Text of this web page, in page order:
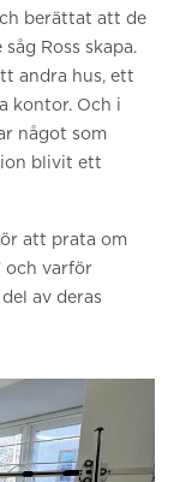
berättat att de
Ross skapa.
andra hus, ett
kontor. Och i
något som
blivit ett
att prata om
och varför
av deras